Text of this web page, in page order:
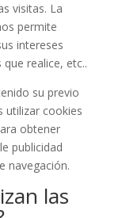
visitas. La
permite
intereses
realice, etc..
su previo
utilizar cookies
obtener
publicidad
navegación.
las